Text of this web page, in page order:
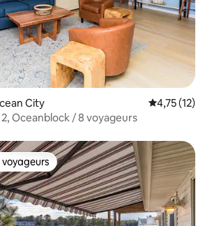
City Évaluation
4,75 (12)
Oceanblock / 8 voyageurs
les plus appréciés